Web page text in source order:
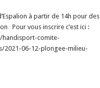
à partir de 14h pour des
Pour vous inscrire c’est ici :
handisport-comite-
2021-06-12-plongee-milieu-